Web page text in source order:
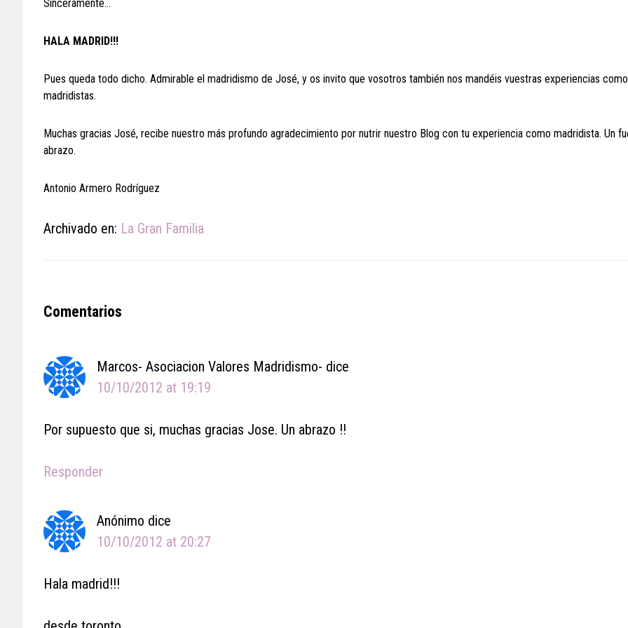
Sinceramente…
HALA MADRID!!!
Pues queda todo dicho. Admirable el madridismo de José, y os invito que vosotros también nos mandéis vuestras experiencias como
madridistas.
Muchas gracias José, recibe nuestro más profundo agradecimiento por nutrir nuestro Blog con tu experiencia como madridista. Un
abrazo.
Antonio Armero Rodríguez
Archivado en: La Gran Familia
Reader
Comentarios
Marcos- Asociacion Valores Madridismo- dice
10/10/2012 at 19:19
Por supuesto que si, muchas gracias Jose. Un abrazo !!
Responder
Anónimo dice
10/10/2012 at 20:27
Hala madrid!!!